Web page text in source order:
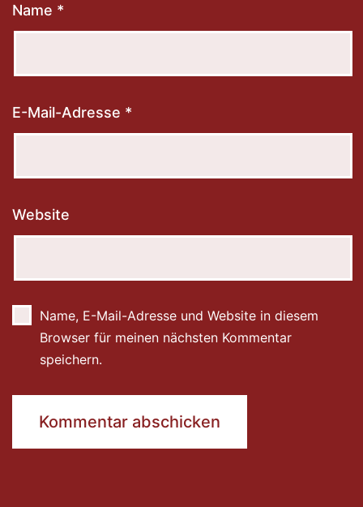
Name *
E-Mail-Adresse *
Website
Name, E-Mail-Adresse und Website in diesem
Browser für meinen nächsten Kommentar
speichern.